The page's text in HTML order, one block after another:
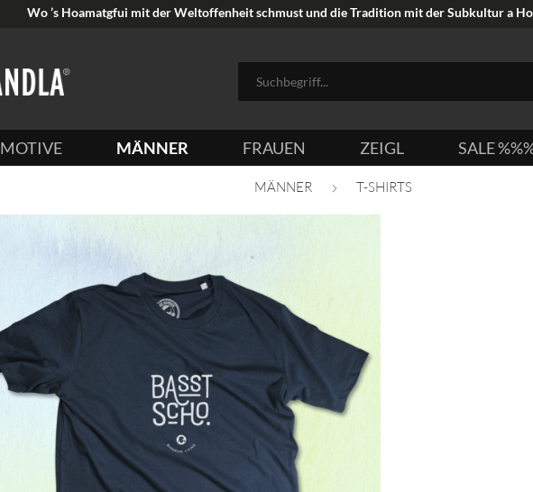
Wo ’s Hoamatgfui mit der Weltoffenheit schmust und die Tradition mit der Subkultur a
MOTIVE MÄNNER FRAUEN ZEIGL SALE
MÄNNER T-SHIRTS